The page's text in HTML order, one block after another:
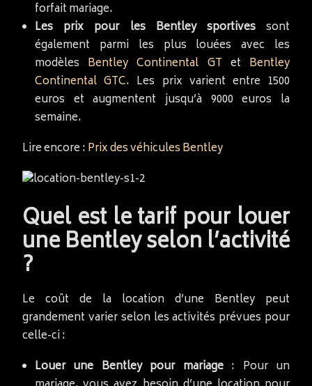
forfait mariage.
Les prix pour les Bentley sportivessont
également parmi les plus louées avec les
modèles Bentley Continental GT et Bentley
Continental GTC. Les prix varient entre 1500
euros et augmentent jusqu’à 9000 euros la
semaine.
Lire encore :Prix des véhicules Bentley
Quel est le tarif pour louer
une Bentley selon l’activité
?
Le coût de la location d’une Bentley peut
grandement varier selon les activités prévues pour
celle-ci :
Louer une Bentley pour mariage: Pour un